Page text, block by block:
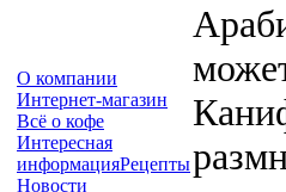
О компании
Интернет-магазин
Всё о кофе
Интересная
информацияРецепты
Новости